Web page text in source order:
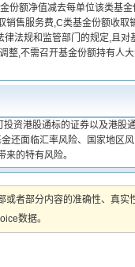
份额净值减去每单位该类基金
销售服务费,C类基金份额收取
法规和监管部门的规定,且对
整,不需召开基金份额持有人
资港股通标的证券以及港股
还面临汇率风险、国家地区
的特有风险。
或者部分内容的准确性、真实
数据。